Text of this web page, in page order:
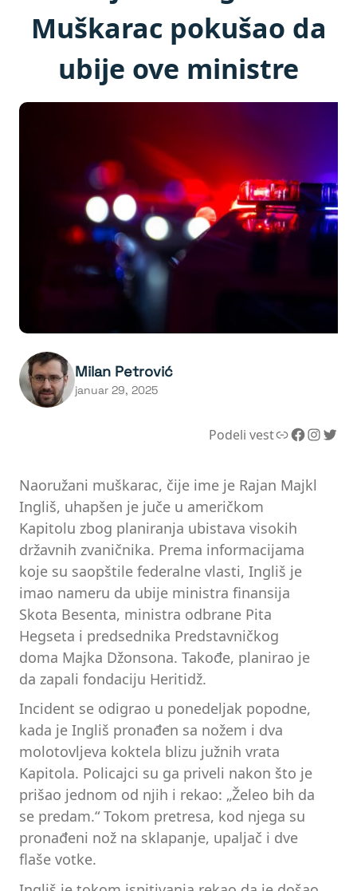
Muškarac pokušao da
ubije ove ministre
Milan Petrović
januar 29, 2025
Podeli vestLink Facebook InstagramTwitter
Naoružani muškarac, čije ime je Rajan Majkl
Ingliš, uhapšen je juče u američkom
Kapitolu zbog planiranja ubistava visokih
državnih zvaničnika. Prema informacijama
koje su saopštile federalne vlasti, Ingliš je
imao nameru da ubije ministra finansija
Skota Besenta, ministra odbrane Pita
Hegseta i predsednika Predstavničkog
doma Majka Džonsona. Takođe, planirao je
da zapali fondaciju Heritidž.
Incident se odigrao u ponedeljak popodne,
kada je Ingliš pronađen sa nožem i dva
molotovljeva koktela blizu južnih vrata
Kapitola. Policajci su ga priveli nakon što je
prišao jednom od njih i rekao: „Želeo bih da
se predam.“ Tokom pretresa, kod njega su
pronađeni nož na sklapanje, upaljač i dve
flaše votke.